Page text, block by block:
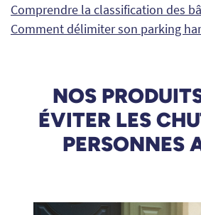
Comprendre la classification des
Comment délimiter son parking
NOS
ÉVITER LES
PERSONNES